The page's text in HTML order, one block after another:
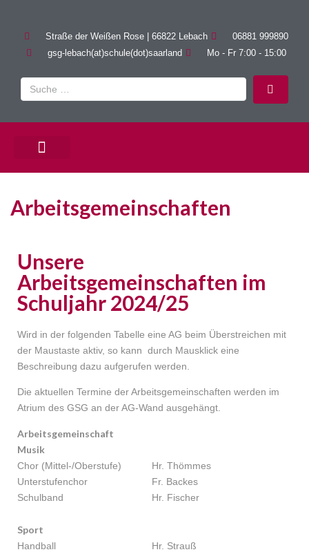
Straße der Weißen Rose | 66822 Lebach
06881 999890
gsg-lebach(at)schule(dot)saarland
Mo - Fr 7:00 - 15:00
Arbeitsgemeinschaften
Unsere
Arbeitsgemeinschaften im
Schuljahr 2024/25
Wird in der folgenden Tabelle eine AG beim Überstreichen mit
der Maustaste aktiv, so kann durch Mausklick eine
Beschreibung dazu aufgerufen werden.
Die aktuellen Termine der Arbeitsgemeinschaften werden im
Atrium des GSG an der AG-Wand ausgehängt.
Arbeitsgemeinschaft
Musik
Chor (Mittel-/Oberstufe)
Hr. Thömmes
Unterstufenchor
Fr. Backes
Schulband
Hr. Fischer
Sport
Handball
Hr. Strauß